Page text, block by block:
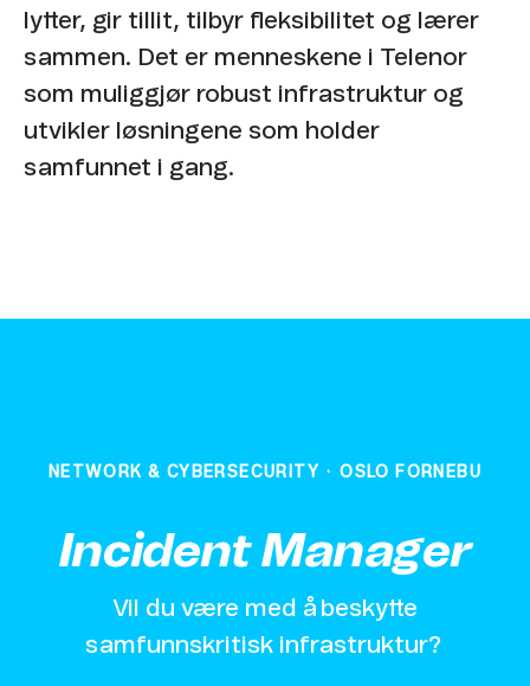
lytter, gir tillit, tilbyr fleksibilitet og lærer
sammen. Det er menneskene i Telenor
som muliggjør robust infrastruktur og
utvikler løsningene som holder
samfunnet i gang.
NETWORK & CYBERSECURITY · OSLO FORNEBU
Incident Manager
Vil du være med å beskytte
samfunnskritisk infrastruktur?